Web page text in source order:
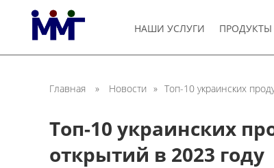
НАШИ УСЛУГИ ПРОДУКТЫ
Главная » Новости » Топ-10 украинских
Топ-10 украинских
открытий в 2023 году